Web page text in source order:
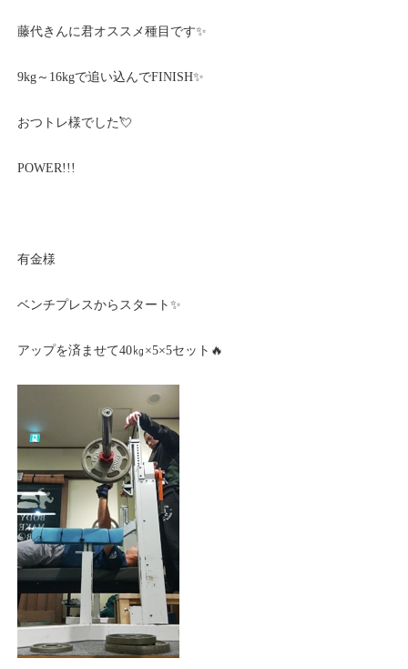
藤代きんに君オススメ種目です✨
9kg～16kgで追い込んでFINISH✨
おつトレ様でした💘
POWER!!!
有金様
ベンチプレスからスタート✨
アップを済ませて40㎏×5×5セット🔥